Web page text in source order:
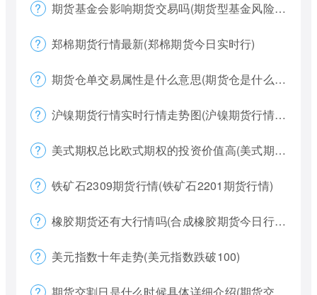
期货基金会影响期货交易吗(期货型基金风险大吗)
郑棉期货行情最新(郑棉期货今日实时行)
期货仓单交易属性是什么意思(期货仓是什么意思)
沪镍期货行情实时行情走势图(沪镍期货行情价格)
美式期权总比欧式期权的投资价值高(美式期权和欧式期权哪个风险更大)
铁矿石2309期货行情(铁矿石2201期货行情)
橡胶期货还有大行情吗(合成橡胶期货今日行情)
美元指数十年走势(美元指数跌破100)